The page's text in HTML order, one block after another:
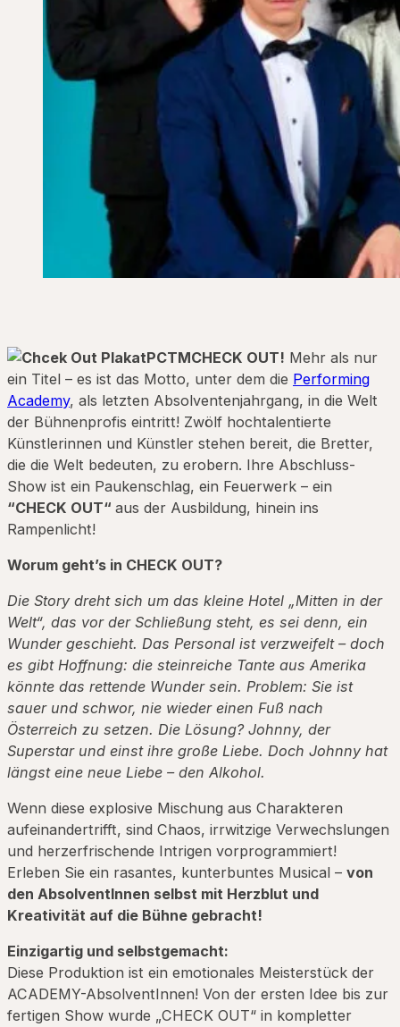
CHECK OUT! Mehr als nur
ein Titel – es ist das Motto, unter dem die Performing
Academy, als letzten Absolventenjahrgang, in die Welt
der Bühnenprofis eintritt! Zwölf hochtalentierte
Künstlerinnen und Künstler stehen bereit, die Bretter,
die die Welt bedeuten, zu erobern. Ihre Abschluss-
Show ist ein Paukenschlag, ein Feuerwerk – ein
“CHECK OUT“ aus der Ausbildung, hinein ins
Rampenlicht!
Worum geht’s in CHECK OUT?
Die Story dreht sich um das kleine Hotel „Mitten in der
Welt“, das vor der Schließung steht, es sei denn, ein
Wunder geschieht. Das Personal ist verzweifelt – doch
es gibt Hoffnung: die steinreiche Tante aus Amerika
könnte das rettende Wunder sein. Problem: Sie ist
sauer und schwor, nie wieder einen Fuß nach
Österreich zu setzen. Die Lösung? Johnny, der
Superstar und einst ihre große Liebe. Doch Johnny hat
längst eine neue Liebe – den Alkohol.
Wenn diese explosive Mischung aus Charakteren
aufeinandertrifft, sind Chaos, irrwitzige Verwechslungen
und herzerfrischende Intrigen vorprogrammiert!
Erleben Sie ein rasantes, kunterbuntes Musical – von
den AbsolventInnen selbst mit Herzblut und
Kreativität auf die Bühne gebracht!
Einzigartig und selbstgemacht:
Diese Produktion ist ein emotionales Meisterstück der
ACADEMY-AbsolventInnen! Von der ersten Idee bis zur
fertigen Show wurde „CHECK OUT“ in kompletter